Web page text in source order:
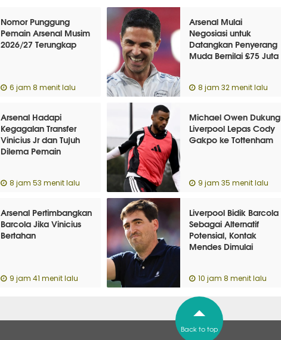
Nomor Punggung
Pemain Arsenal Musim
2026/27 Terungkap
6 jam 8 menit lalu
Arsenal Mulai
Negosiasi untuk
Datangkan Penyerang
Muda Bernilai £75 Juta
8 jam 32 menit lalu
Arsenal Hadapi
Kegagalan Transfer
Vinicius Jr dan Tujuh
Dilema Pemain
8 jam 53 menit lalu
Michael Owen Dukung
Liverpool Lepas Cody
Gakpo ke Tottenham
9 jam 35 menit lalu
Arsenal Pertimbangkan
Barcola Jika Vinicius
Bertahan
9 jam 41 menit lalu
Liverpool Bidik Barcola
Sebagai Alternatif
Potensial, Kontak
Mendes Dimulai
10 jam 8 menit lalu
Back to top